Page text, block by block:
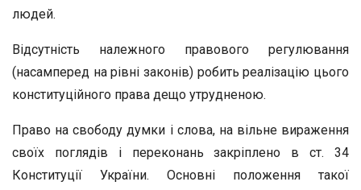
людей.
Відсутність належного правового регулювання
(насамперед на рівні законів) робить реалізацію цього
конституційного права дещо утрудненою.
Право на свободу думки і слова, на вільне вираження
своїх поглядів і переконань закріплено в ст. 34
Конституції України. Основні положення такої